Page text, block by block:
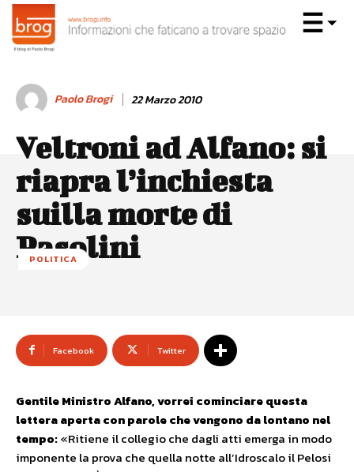
Paolo Brogi 22 Marzo 2010
Veltroni ad Alfano: si
riapra l’inchiesta
suilla morte di
Pasolini
POLITICA
Facebook Twitter
Gentile Ministro Alfano, vorrei cominciare questa
lettera aperta con parole che vengono da lontano nel
tempo:«Ritiene il collegio che dagli atti emerga in modo
imponente la prova che quella notte all’Idroscalo il Pelosi